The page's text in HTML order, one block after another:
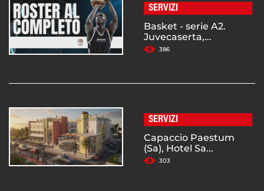
SERVIZI
Basket - serie A2.
Juvecaserta,...
386
SERVIZI
Capaccio Paestum
(Sa), Hotel Sa...
303